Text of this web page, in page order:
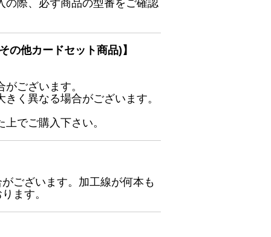
の際、必ず商品の型番をご確認
の他カードセット商品)】
ございます。
く異なる場合がございます。
でご購入下さい。
ございます。加工線が何本も
ます。